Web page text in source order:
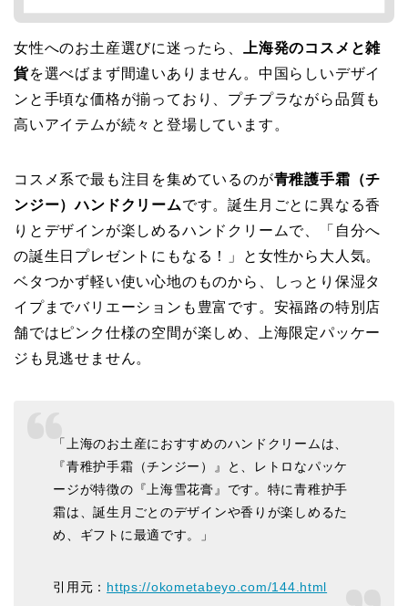
女性へのお土産選びに迷ったら、
上海発のコスメと雑
貨を選べばまず間違いありません。中国らしいデザイ
ンと手頃な価格が揃っており、プチプラながら品質も
高いアイテムが続々と登場しています。
コスメ系で最も注目を集めているのが青稚護手霜（チ
ンジー）ハンドクリームです。誕生月ごとに異なる香
りとデザインが楽しめるハンドクリームで、「自分へ
の誕生日プレゼントにもなる！」と女性から大人気。
ベタつかず軽い使い心地のものから、しっとり保湿タ
イプまでバリエーションも豊富です。安福路の特別店
舗ではピンク仕様の空間が楽しめ、上海限定パッケー
ジも見逃せません。
「上海のお土産におすすめのハンドクリームは、
『青稚护手霜（チンジー）』と、レトロなパッケ
ージが特徴の『上海雪花膏』です。特に青稚护手
霜は、誕生月ごとのデザインや香りが楽しめるた
め、ギフトに最適です。」
引用元： https://okometabeyo.com/144.html